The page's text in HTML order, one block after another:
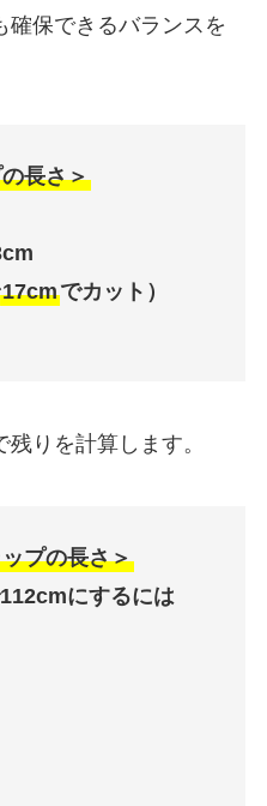
確保できるバランスを
長さ＞
17cmでカット）
りを計算します。
プの長さ＞
にするには